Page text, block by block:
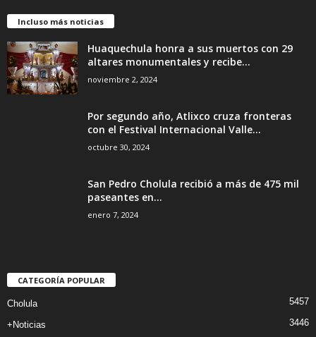
Incluso más noticias
Huaquechula honra a sus muertos con 29
altares monumentales y recibe...
noviembre 2, 2024
Por segundo año, Atlixco cruza fronteras
con el Festival Internacional Valle...
octubre 30, 2024
San Pedro Cholula recibió a más de 475 mil
paseantes en...
enero 7, 2024
CATEGORÍA POPULAR
Cholula 5457
+Noticias 3446